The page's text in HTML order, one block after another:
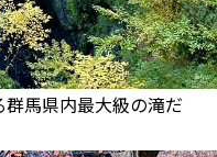
馬県内最大級の滝だ